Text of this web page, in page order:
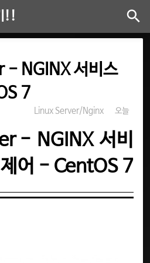
!!
- NGINX 서비스
7
Linux Server/Nginx 오늘
- NGINX서비
어 - CentOS 7